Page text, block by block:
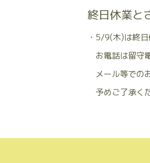
終日休業と
・5/9(木)は終日
お電話は留守
メール等での
予めご了承く